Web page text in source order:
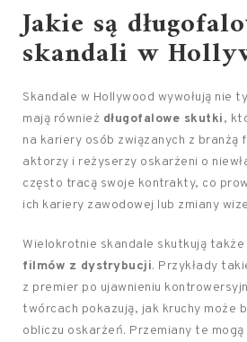
Jakie są
skandali w
Skandale w Hollywood wywołują nie
mają również długofalowe skutki,
na kariery osób związanych z branżą
aktorzy i reżyserzy oskarżeni o
często tracą swoje kontrakty, co
ich kariery zawodowej lub zmiany
Wielokrotnie skandale skutkują także
filmów z dystrybucji. Przykłady
z premier po ujawnieniu
twórcach pokazują, jak kruchy może
obliczu oskarżeń. Przemiany te